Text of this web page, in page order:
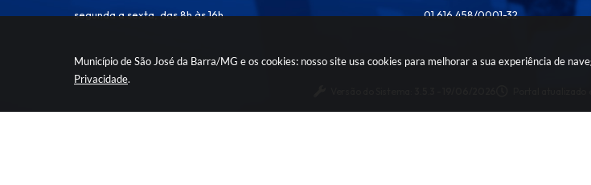
Município de São José da Barra/MG e os cookies: nosso site usa cookies para melhorar a sua experiência de
Privacidade.
segunda a sexta, das 8h às 16h 01.616.458/0001-32